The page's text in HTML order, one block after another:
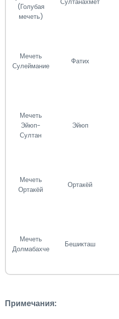
(Голубая
мечеть)
Султанахмет
Мечеть
Сулеймание
Фатих
Мечеть
Эйюп-
Султан
Эйюп
Мечеть
Ортакёй
Ортакёй
Мечеть
Долмабахче
Бешикташ
Примечания: